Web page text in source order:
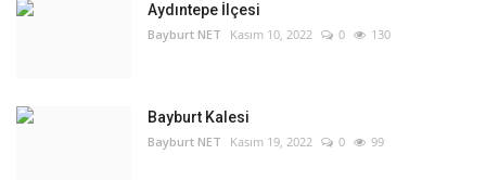
Aydıntepe İlçesi
Bayburt NET Kasım 10, 2022 0 130
Bayburt Kalesi
Bayburt NET Kasım 19, 2022 0 99